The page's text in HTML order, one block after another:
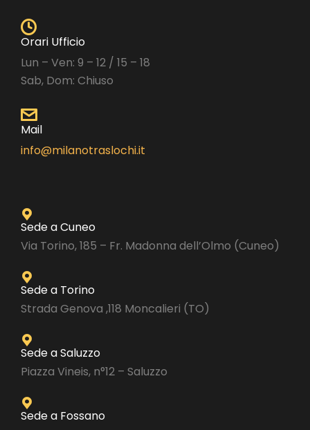
Orari Ufficio
Lun – Ven: 9 – 12 / 15 – 18
Sab, Dom: Chiuso
Mail
info@milanotraslochi.it
Sede a Cuneo
Via Torino, 185 – Fr. Madonna dell’Olmo (Cuneo)
Sede a Torino
Strada Genova ,118 Moncalieri (TO)
Sede a Saluzzo
Piazza Vineis, n°12 – Saluzzo
Sede a Fossano